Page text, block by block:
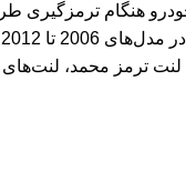
هنگام ترمزگیری
ترمز محمد، لنت‌های